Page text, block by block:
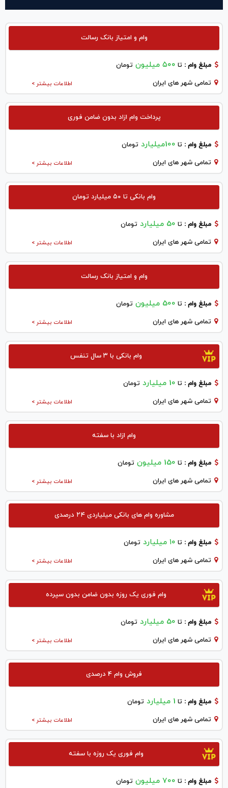
وام و امتیاز بانک رسالت
مبلغ وام : تا ۵۰۰ میلیون تومان
اطلاعات بیشتر > تمامی شهر های ایران
پرداخت وام ازاد بدون ضامن فوری
مبلغ وام : تا 100میلیارد تومان
اطلاعات بیشتر > تمامی شهر های ایران
وام بانکی تا ۵۰ میلیارد تومان
مبلغ وام : تا 50 میلیارد تومان
اطلاعات بیشتر > تمامی شهر های ایران
وام و امتیاز بانک رسالت
مبلغ وام : تا 500 میلیون تومان
اطلاعات بیشتر > تمامی شهر های ایران
وام بانکی با ۳ سال تنفس
مبلغ وام : تا 10 میلیارد تومان
اطلاعات بیشتر > تمامی شهر های ایران
وام ازاد با سفته
مبلغ وام : تا 150 میلیون تومان
اطلاعات بیشتر > تمامی شهر های ایران
مشاوره وام های بانکی میلیاردی ۲۴ درصدی
مبلغ وام : تا ۱۰ میلیارد تومان
اطلاعات بیشتر > تمامی شهر های ایران
وام فوری یک روزه بدون ضامن بدون سپرده
مبلغ وام : تا 50 میلیارد تومان
اطلاعات بیشتر > تمامی شهر های ایران
فروش وام 4 درصدی
مبلغ وام : تا 1 میلیارد تومان
اطلاعات بیشتر > تمامی شهر های ایران
وام فوری یک روزه با سفته
مبلغ وام : تا 700 میلیون تومان